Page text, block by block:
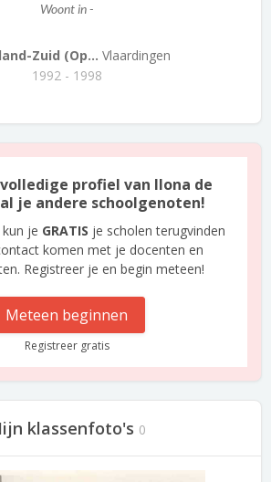
Woont in -
Zuid (Op... Vlaardingen
1992 - 1998
profiel van Ilona de
je andere schoolgenoten!
je GRATIS je scholen terugvinden
komen met je docenten en
Registreer je en begin meteen!
Meteen beginnen
Registreer gratis
klassenfoto's 0